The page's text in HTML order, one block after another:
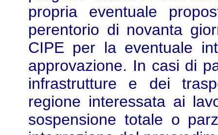
propria eventuale
perentorio di novanta
CIPE per la eventuale
approvazione. In casi di
infrastrutture e dei
regione interessata ai
sospensione totale o